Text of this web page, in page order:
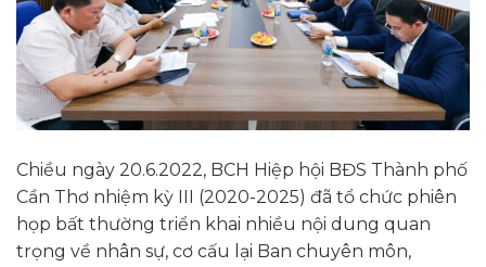
Chiều ngày 20.6.2022, BCH Hiệp hội BĐS Thành phố
Cần Thơ nhiệm kỳ III (2020-2025) đã tổ chức phiên
họp bất thường triển khai nhiều nội dung quan
trọng về nhân sự, cơ cấu lại Ban chuyên môn,